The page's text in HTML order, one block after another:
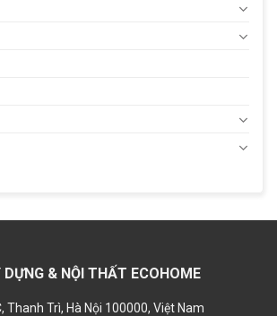
& NỘI THẤT ECOHOME
Thanh Trì, Hà Nội 100000, Việt Nam